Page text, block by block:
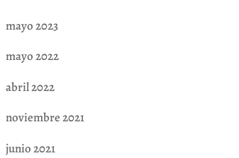
mayo 2023
mayo 2022
abril 2022
noviembre 2021
junio 2021